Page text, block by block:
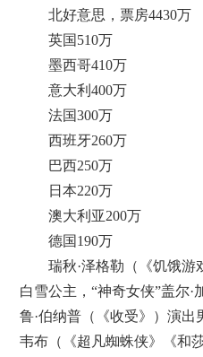
北好意思，票房4430万
英国510万
墨西哥410万
意大利400万
法国300万
西班牙260万
巴西250万
日本220万
澳大利亚200万
德国190万
瑞秋·泽格勒（《饥饿游
白雪公主，“神奇女侠”盖尔
鲁·伯纳普（《收受》）演出
韦布（《超凡蜘蛛侠》《和